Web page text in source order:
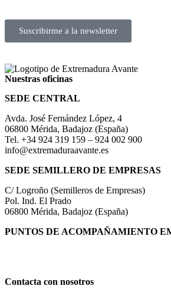
Suscribirme a la newsletter
Nuestras oficinas
SEDE CENTRAL
Avda. José Fernández López, 4
06800 Mérida, Badajoz (España)
Tel. +34 924 319 159 – 924 002 900
info@extremaduraavante.es
SEDE SEMILLERO DE EMPRESAS
C/ Logroño (Semilleros de Empresas)
Pol. Ind. El Prado
06800 Mérida, Badajoz (España)
PUNTOS DE ACOMPAÑAMIENTO
Contacta con nosotros